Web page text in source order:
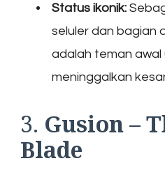
Status ikonik:
seluler dan bagian
adalah teman awal
meninggalkan
3. Gusion –
Blade